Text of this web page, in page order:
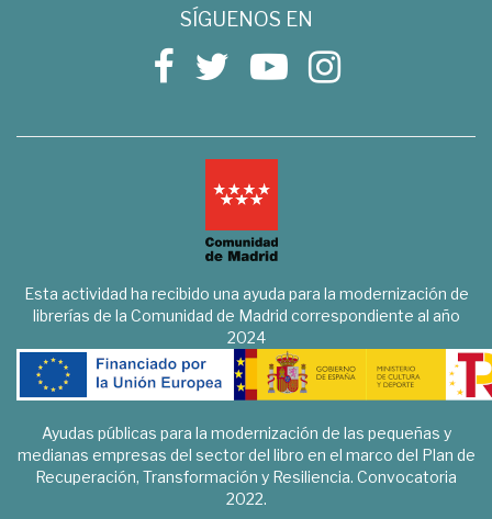
SÍGUENOS EN
Esta actividad ha recibido una ayuda para la modernización de
librerías de la Comunidad de Madrid correspondiente al año
2024
Ayudas públicas para la modernización de las pequeñas y
medianas empresas del sector del libro en el marco del Plan de
Recuperación, Transformación y Resiliencia. Convocatoria
2022.